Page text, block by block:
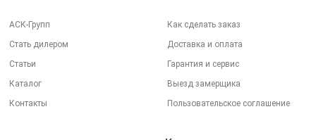
АСК-Групп
Стать дилером
Статьи
Каталог
Контакты
Как сделать заказ
Доставка и оплата
Гарантия и сервис
Выезд замерщика
Пользовательское соглашение